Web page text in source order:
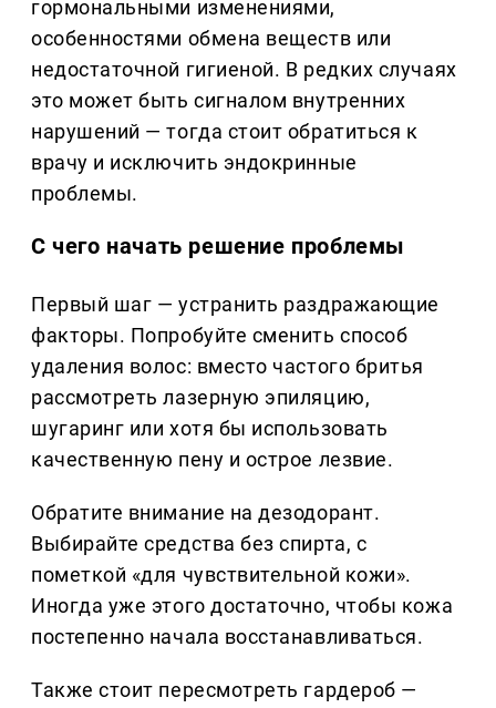
гормональными изменениями,
особенностями обмена веществ или
недостаточной гигиеной. В редких случаях
это может быть сигналом внутренних
нарушений — тогда стоит обратиться к
врачу и исключить эндокринные
проблемы.
С чего начать решение проблемы
Первый шаг — устранить раздражающие
факторы. Попробуйте сменить способ
удаления волос: вместо частого бритья
рассмотреть лазерную эпиляцию,
шугаринг или хотя бы использовать
качественную пену и острое лезвие.
Обратите внимание на дезодорант.
Выбирайте средства без спирта, с
пометкой «для чувствительной кожи».
Иногда уже этого достаточно, чтобы кожа
постепенно начала восстанавливаться.
Также стоит пересмотреть гардероб —